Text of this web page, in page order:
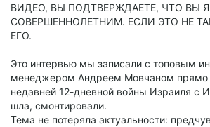
ВИДЕО, ВЫ ПОДТВЕРЖДАЕТЕ, ЧТО ВЫ
СОВЕРШЕННОЛЕТНИМ. ЕСЛИ ЭТО НЕ
ЕГО.
Это интервью мы записали с топовым
менеджером Андреем Мовчаном прямо
недавней 12-дневной войны Израиля с
шла, смонтировали.
Тема не потеряла актуальности: